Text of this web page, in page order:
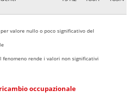
valore nullo o poco significativo del
fenomeno rende i valori non significativi
occupazionale